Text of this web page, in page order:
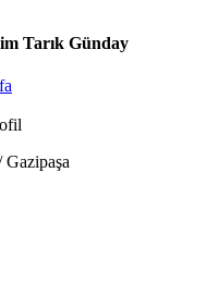
Tarık Günday